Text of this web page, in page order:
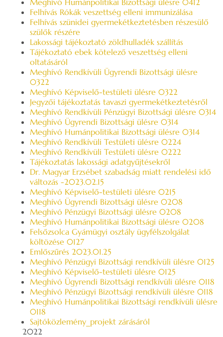
Meghívó Humánpolitikai Bizottsági ülésre 0412
Felhívás Rókák veszettség elleni immunizálása
Felhívás szünidei gyermekétkeztetésben részesülő
szülők részére
Lakossági tájékoztató zöldhulladék szállítás
Tájékoztató ebek kötelező veszettség elleni
oltatásáról
Meghívó Rendkívüli Ügyrendi Bizottsági ülésre
0322
Meghívó Képviselő-testületi ülésre 0322
Jegyzői tájékoztatás tavaszi gyermekétkeztetésről
Meghívó Rendkívüli Pénzügyi Bizottsági ülésre 0314
Meghívó Ügyrendi Bizottsági ülésre 0314
Meghívó Humánpolitikai Bizottsági ülésre 0314
Meghívó Rendkívüli Testületi ülésre 0224
Meghívó Rendkívüli Testületi ülésre 0222
Tájékoztatás lakossági adatgyűjtésekről
Dr. Magyar Erzsébet szabadság miatt rendelési idő
változás -2023.02.15
Meghívó Képviselő-testületi ülésre 0215
Meghívó Ügyrendi Bizottsági ülésre 0208
Meghívó Pénzügyi Bizottsági ülésre 0208
Meghívó Humánpolitikai Bizottsági ülésre 0208
Felsőzsolca Gyámügyi osztály ügyfélszolgálat
költözése 0127
Emlőszűrés 2023.01.25
Meghívó Pénzügyi Bizottsági rendkívüli ülésre 0125
Meghívó Képviselő-testületi ülésre 0125
Meghívó Ügyrendi Bizottsági rendkívüli ülésre 0118
Meghívó Pénzügyi Bizottsági rendkívüli ülésre 0118
Meghívó Humánpolitikai Bizottsági rendkívüli ülésre
0118
Sajtóközlemény_projekt zárásáról
2022